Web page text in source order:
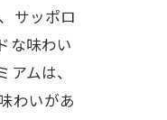
サッポロ
な味わい
ムは、
わいがあ